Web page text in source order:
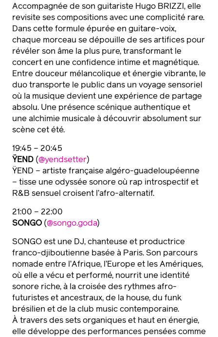
Accompagnée de son guitariste Hugo BRIZZI, elle
revisite ses compositions avec une complicité rare.
Dans cette formule épurée en guitare-voix,
chaque morceau se dépouille de ses artifices pour
révéler son âme la plus pure, transformant le
concert en une confidence intime et magnétique.
Entre douceur mélancolique et énergie vibrante, le
duo transporte le public dans un voyage sensoriel
où la musique devient une expérience de partage
absolu. Une présence scénique authentique et
une alchimie musicale à découvrir absolument sur
scène cet été.
19:45 – 20:45
ŸEND (@yendsetter)
ŸEND – artiste française algéro-guadeloupéenne
– tisse une odyssée sonore où rap introspectif et
R&B sensuel croisent l’afro-alternatif.
21:00 – 22:00
SONGO (@songo.goda)
SONGO est une DJ, chanteuse et productrice
franco-djiboutienne basée à Paris. Son parcours
nomade entre l’Afrique, l’Europe et les Amériques,
où elle a vécu et performé, nourrit une identité
sonore riche, à la croisée des rythmes afro-
futuristes et ancestraux, de la house, du funk
brésilien et de la club music contemporaine.
À travers des sets organiques et haut en énergie,
elle développe des performances pensées comme